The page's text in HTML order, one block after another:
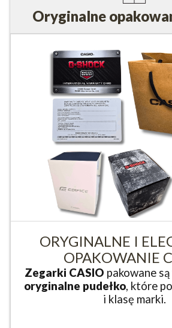
Oryginalne
ORYGINALNE I
OPAKOWANIE
Zegarki CASIO pakowane
oryginalne pudełko, które
i klasę marki.